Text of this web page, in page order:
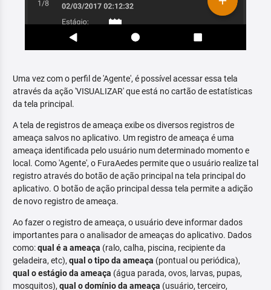
Uma vez com o perfil de 'Agente', é possível acessar essa tela
através da ação 'VISUALIZAR' que está no cartão de estatísticas
da tela principal.
A tela de registros de ameaça exibe os diversos registros de
ameaça salvos no aplicativo. Um registro de ameaça é uma
ameaça identificada pelo usuário num determinado momento e
local. Como 'Agente', o FuraAedes permite que o usuário realize tal
registro através do botão de ação principal na tela principal do
aplicativo. O botão de ação principal dessa tela permite a adição
de novo registro de ameaça.
Ao fazer o registro de ameaça, o usuário deve informar dados
importantes para o analisador de ameaças do aplicativo. Dados
como:qual é a ameaça (ralo, calha, piscina, recipiente da
geladeira, etc), qual o tipo da ameaça (pontual ou periódica),
qual o estágio da ameaça (água parada, ovos, larvas, pupas,
mosquitos), qual o domínio da ameaça (usuário, terceiro,